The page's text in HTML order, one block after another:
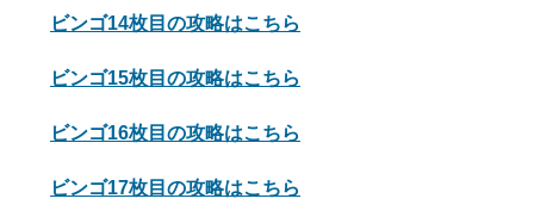
ビンゴ14枚目の攻略はこちら
ビンゴ15枚目の攻略はこちら
ビンゴ16枚目の攻略はこちら
ビンゴ17枚目の攻略はこちら